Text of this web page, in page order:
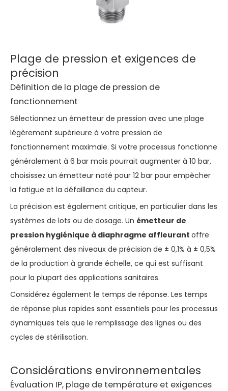
Plage de pression et exigences de
précision
Définition de la plage de pression de
fonctionnement
Sélectionnez un émetteur de pression avec une plage
légèrement supérieure à votre pression de
fonctionnement maximale. Si votre processus fonctionne
généralement à 6 bar mais pourrait augmenter à 10 bar,
choisissez un émetteur noté pour 12 bar pour empêcher
la fatigue et la défaillance du capteur.
La précision est également critique, en particulier dans les
systèmes de lots ou de dosage. Un émetteur de
pression hygiénique à diaphragme affleurant offre
généralement des niveaux de précision de ± 0,1% à ± 0,5%
de la production à grande échelle, ce qui est suffisant
pour la plupart des applications sanitaires.
Considérez également le temps de réponse. Les temps
de réponse plus rapides sont essentiels pour les processus
dynamiques tels que le remplissage des lignes ou des
cycles de stérilisation.
Considérations environnementales
Évaluation IP, plage de température et exigences